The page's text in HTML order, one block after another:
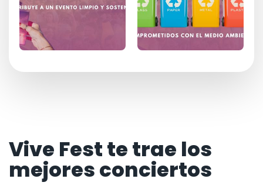
Vive Fest te trae los
mejores conciertos